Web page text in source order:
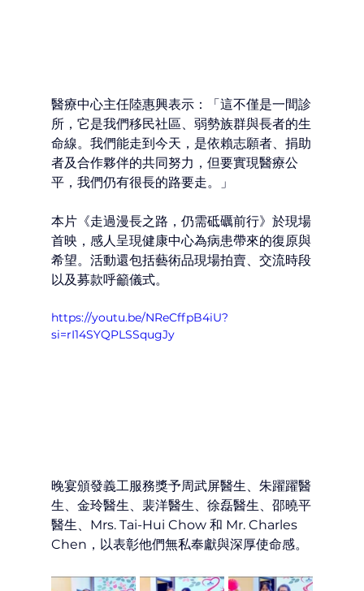
醫療中心主任陸惠興表示：「這不僅是一間診
所，它是我們移民社區、弱勢族群與長者的生
命線。我們能走到今天，是依賴志願者、捐助
者及合作夥伴的共同努力，但要實現醫療公
平，我們仍有很長的路要走。」
本片《走過漫長之路，仍需砥礪前行》於現場
首映，感人呈現健康中心為病患帶來的復原與
希望。活動還包括藝術品現場拍賣、交流時段
以及募款呼籲儀式。
https://youtu.be/NReCffpB4iU?
si=rI14SYQPLSSqugJy
晚宴頒發義工服務獎予周武屏醫生、朱躍躍醫
生、金玲醫生、裴洋醫生、徐磊醫生、邵曉平
醫生、Mrs. Tai-Hui Chow 和 Mr. Charles
Chen，以表彰他們無私奉獻與深厚使命感。